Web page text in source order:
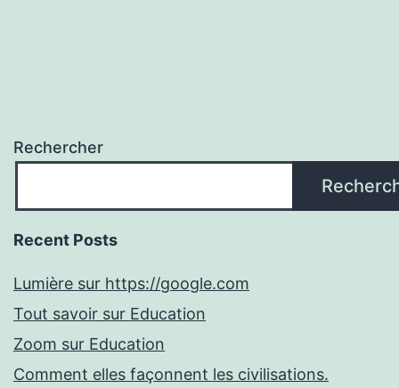
Rechercher
Recent Posts
Lumière sur https://google.com
Tout savoir sur Education
Zoom sur Education
Comment elles façonnent les civilisations.